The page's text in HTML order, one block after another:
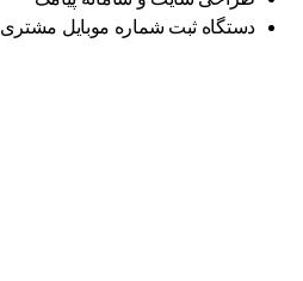
دستگاه ثبت شماره موبایل مشتری